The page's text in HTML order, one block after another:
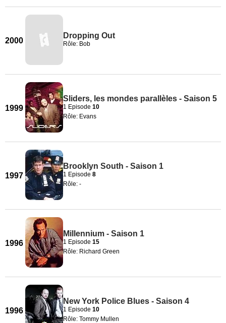
2000
Dropping Out
Rôle: Bob
1999
Sliders, les mondes parallèles - Saison 5
1 Episode 10
Rôle: Evans
1997
Brooklyn South - Saison 1
1 Episode 8
Rôle: -
1996
Millennium - Saison 1
1 Episode 15
Rôle: Richard Green
1996
New York Police Blues - Saison 4
1 Episode 10
Rôle: Tommy Mullen